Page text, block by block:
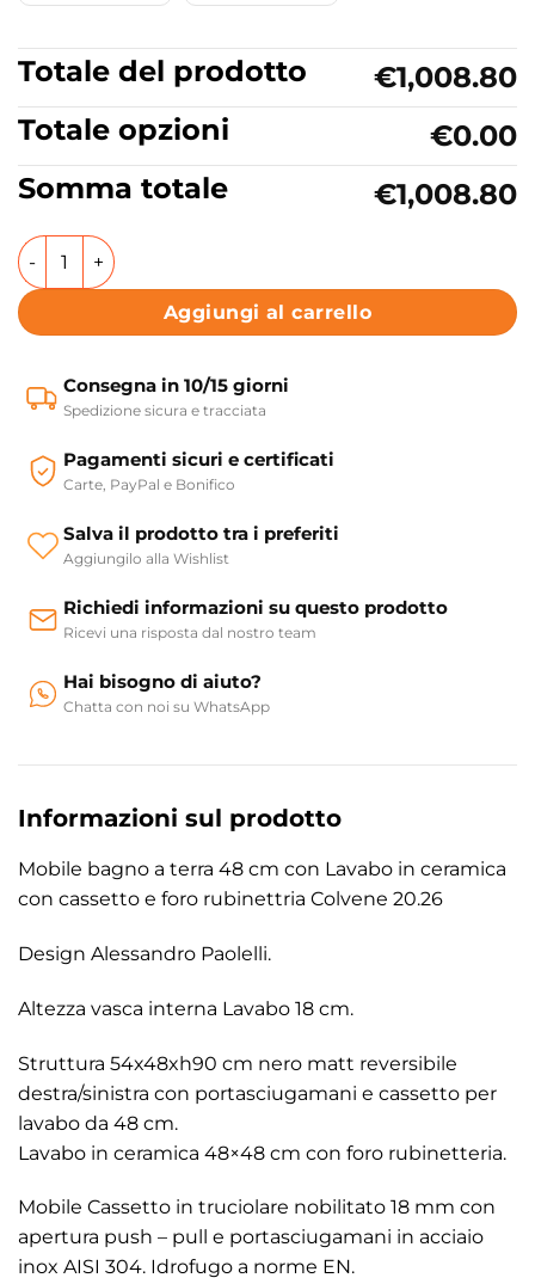
Totale del prodotto
€1,008.80
Totale opzioni
€0.00
Somma totale
€1,008.80
Mobile bagno a terra 48 cm con Lavabo in ceramica con
Aggiungi al carrello
Consegna in 10/15 giorni
Spedizione sicura e tracciata
Pagamenti sicuri e certificati
Carte, PayPal e Bonifico
Salva il prodotto tra i preferiti
Aggiungilo alla Wishlist
Richiedi informazioni su questo prodotto
Ricevi una risposta dal nostro team
Hai bisogno di aiuto?
Chatta con noi su WhatsApp
Informazioni sul prodotto
Mobile bagno a terra 48 cm con Lavabo in ceramica
con cassetto e foro rubinettria Colvene 20.26
Design Alessandro Paolelli.
Altezza vasca interna Lavabo 18 cm.
Struttura 54x48xh90 cm nero matt reversibile
destra/sinistra con portasciugamani e cassetto per
lavabo da 48 cm.
Lavabo in ceramica 48×48 cm con foro rubinetteria.
Mobile Cassetto in truciolare nobilitato 18 mm con
apertura push – pull e portasciugamani in acciaio
inox AISI 304. Idrofugo a norme EN.